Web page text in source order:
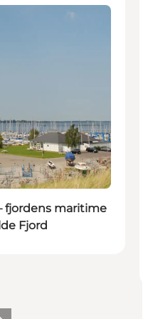
fjordens maritime
Fjord